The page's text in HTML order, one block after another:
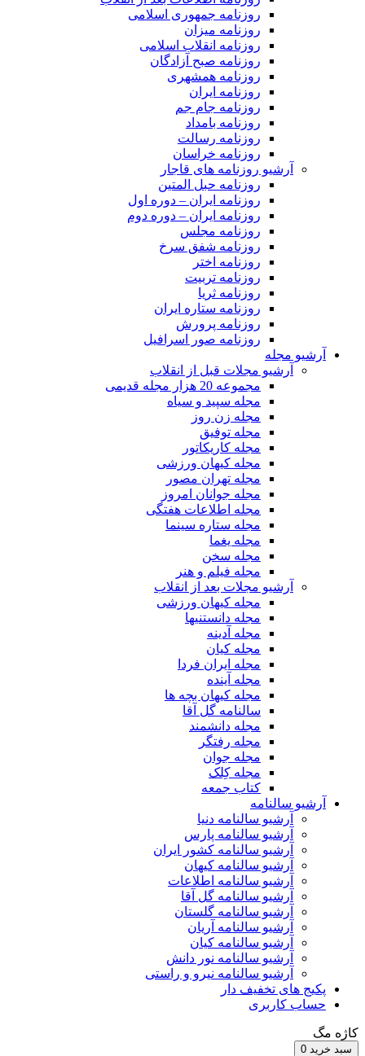
روزنامه جمهوری اسلامی
روزنامه میزان
روزنامه انقلاب اسلامی
روزنامه صبح آزادگان
روزنامه همشهری
روزنامه ایران
روزنامه جام جم
روزنامه بامداد
روزنامه رسالت
روزنامه خراسان
آرشیو روزنامه های قاجار
روزنامه حبل المتین
روزنامه ایران – دوره اول
روزنامه ایران – دوره دوم
روزنامه مجلس
روزنامه شفق سرخ
روزنامه اختر
روزنامه تربیت
روزنامه ثریا
روزنامه ستاره ایران
روزنامه پرورش
روزنامه صور اسرافیل
آرشیو مجله
آرشیو مجلات قبل از انقلاب
مجموعه 20 هزار مجله قدیمی
مجله سپید و سیاه
مجله زن روز
مجله توفیق
مجله کاریکاتور
مجله کیهان ورزشی
مجله تهران مصور
مجله جوانان امروز
مجله اطلاعات هفتگی
مجله ستاره سینما
مجله یغما
مجله سخن
مجله فیلم و هنر
آرشیو مجلات بعد از انقلاب
مجله کیهان ورزشی
مجله دانستنیها
مجله آدینه
مجله کیان
مجله ایران فردا
مجله آینده
مجله کیهان بچه ها
سالنامه گل آقا
مجله دانشمند
مجله رفتگر
مجله جوان
مجله کِلک
کتاب جمعه
آرشیو سالنامه
آرشیو سالنامه دنیا
آرشیو سالنامه پارس
آرشیو سالنامه کشور ایران
آرشیو سالنامه کیهان
آرشیو سالنامه اطلاعات
آرشیو سالنامه گل آقا
آرشیو سالنامه گلستان
آرشیو سالنامه آریان
آرشیو سالنامه کیان
آرشیو سالنامه نور دانش
آرشیو سالنامه نیرو و راستی
پکیج های تخفیف دار
حساب کاربری
کاژه مگ
سبد خرید 0